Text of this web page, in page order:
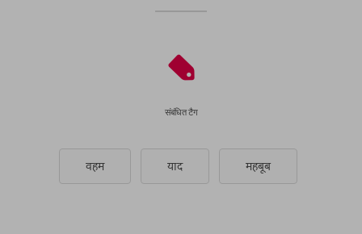
संबंधित टैग
वहम याद महबूब